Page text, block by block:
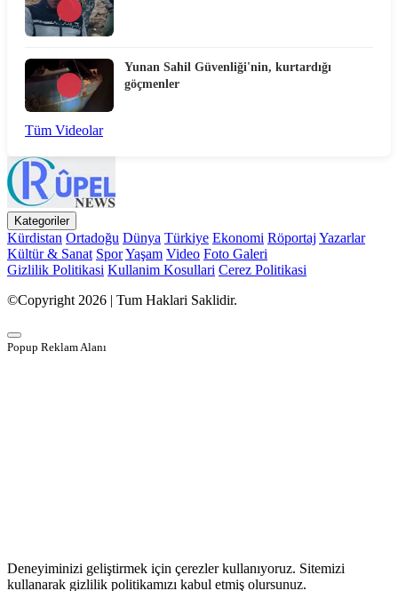
Yunan Sahil Güvenliği'nin, kurtardığı
göçmenler
Tüm Videolar
Kategoriler
Kürdistan Ortadoğu Dünya Türkiye Ekonomi Röportaj Yazarlar
Kültür & Sanat SporYaşam Video Foto Galeri
Gizlilik Politikasi Kullanim Kosullari Cerez Politikasi
©Copyright 2026 | Tum Haklari Saklidir.
Popup Reklam Alanı
Deneyiminizi geliştirmek için çerezler kullanıyoruz. Sitemizi
kullanarak gizlilik politikamızı kabul etmiş olursunuz.